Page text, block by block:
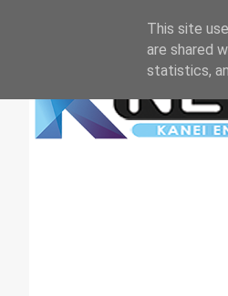
This site
are shared
statistics,